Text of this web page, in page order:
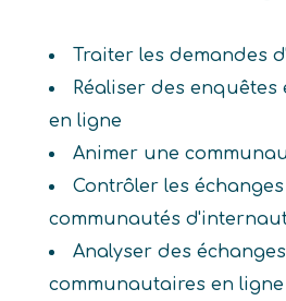
Traiter les demandes
Réaliser des enquêtes
en ligne
Animer une
Contrôler les
communautés
Analyser des échanges
communautaires en ligne